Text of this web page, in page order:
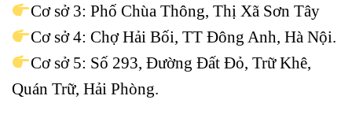
Cơ sở 3: Phố Chùa Thông, Thị Xã Sơn Tây
Cơ sở 4: Chợ Hải Bối, TT Đông Anh, Hà Nội.
Cơ sở 5: Số 293, Đường Đất Đỏ, Trữ Khê,
Quán Trữ, Hải Phòng.